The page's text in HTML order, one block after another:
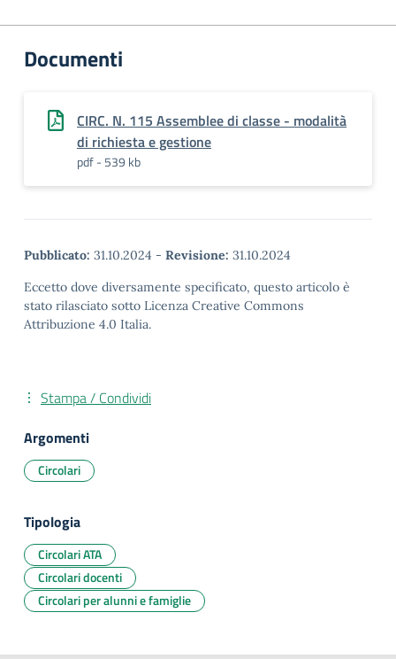
Documenti
CIRC. N. 115 Assemblee di classe - modalità
di richiesta e gestione
pdf - 539 kb
Pubblicato: 31.10.2024 - Revisione: 31.10.2024
Eccetto dove diversamente specificato, questo articolo è
stato rilasciato sotto Licenza Creative Commons
Attribuzione 4.0 Italia.
Stampa / Condividi
Argomenti
Circolari
Tipologia
Circolari ATA
Circolari docenti
Circolari per alunni e famiglie